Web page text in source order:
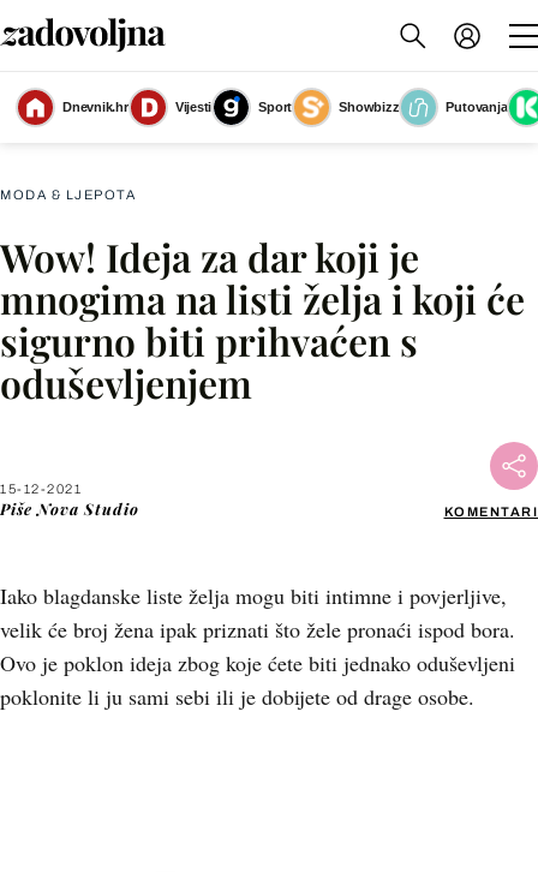
Dnevnik.hr Vijesti Sport Showbizz
Putovanja
Slika nije dostupna
MODA & LJEPOTA
Wow! Ideja za dar koji je
mnogima na listi želja i koji će
sigurno biti prihvaćen s
oduševljenjem
15-12-2021
Piše Nova Studio KOMENTARI
Iako blagdanske liste želja mogu biti intimne i povjerljive,
velik će broj žena ipak priznati što žele pronaći ispod bora.
Ovo je poklon ideja zbog koje ćete biti jednako oduševljeni
poklonite li ju sami sebi ili je dobijete od drage osobe.
Facebook
X